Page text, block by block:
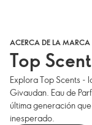
ACERCA DE LA MARCA
Top
Explora Top Scents -
Givaudan. Eau de
última generación
inesperado.